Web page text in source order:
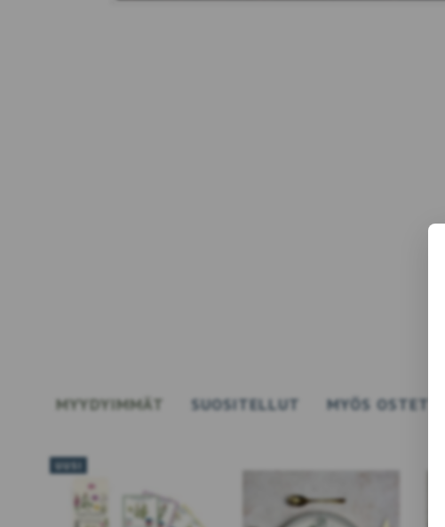
MYYDYIMMÄT SUOSITELLUT MYÖS OSTETTU
UUSI